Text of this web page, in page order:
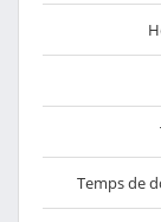
Temps de